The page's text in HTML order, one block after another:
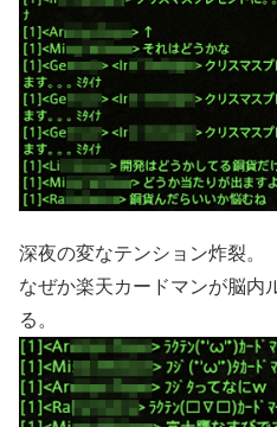
深夜の変なテンション炸裂。
なぜか楽天カードマンが脳内
る。